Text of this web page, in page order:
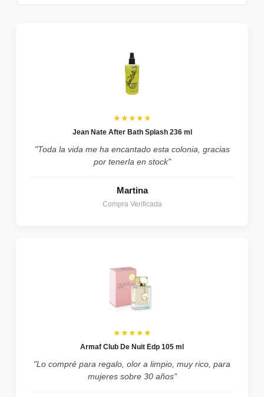
★★★★★
Jean Nate After Bath Splash 236 ml
"Toda la vida me ha encantado esta colonia, gracias
por tenerla en stock"
Martina
Compra Verificada
★★★★★
Armaf Club De Nuit Edp 105 ml
"Lo compré para regalo, olor a limpio, muy rico, para
mujeres sobre 30 años"